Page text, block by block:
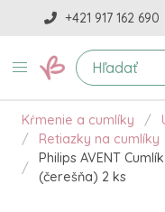
+421 917 162 690
Kŕmenie a cumlíky
Retiazky na cumlíky
Philips AVENT
(čerešňa) 2 ks